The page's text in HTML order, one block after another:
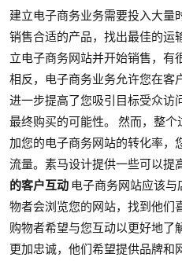
建立电子商务业务需要投入大量
销售合适的产品，找出最佳的运
立电子商务网站并开始销售，有
相反，电子商务业务允许您在客
进一步提高了您吸引目标受众访
最终购买的可能性。 然而，整
加您的电子商务网站的转化率，
流量。素马设计提供一些可以提
的客户互动 电子商务网站应该
物者会浏览您的网站，找到他们
购物者希望与您互动以更好地了
更加忠诚，他们希望提供品牌和